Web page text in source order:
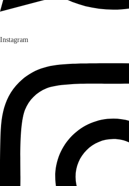
Instagram